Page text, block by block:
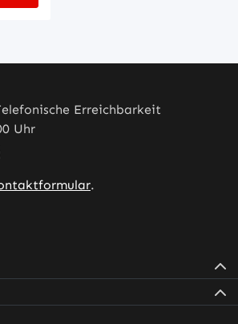
Erreichbarkeit
Uhr
.
– öffnet in neuem Tab